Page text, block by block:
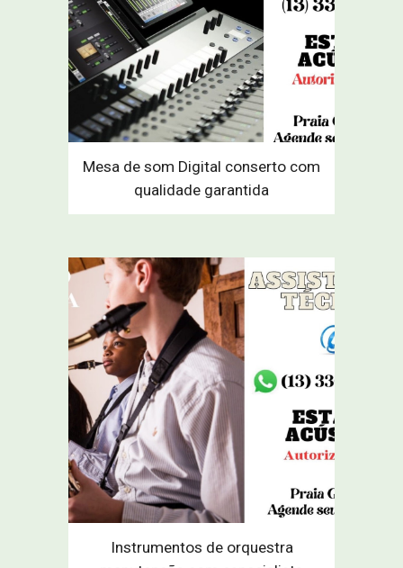
Mesa de som Digital conserto com
qualidade garantida
Instrumentos de orquestra